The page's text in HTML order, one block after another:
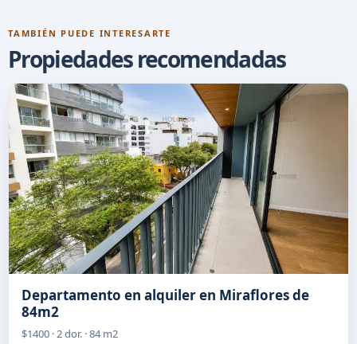
TAMBIÉN PUEDE INTERESARTE
Propiedades recomendadas
Departamento en alquiler en Miraflores de
84m2
$1400 · 2 dor. · 84 m2